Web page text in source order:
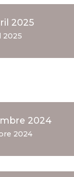
2025
2025
2024
2024